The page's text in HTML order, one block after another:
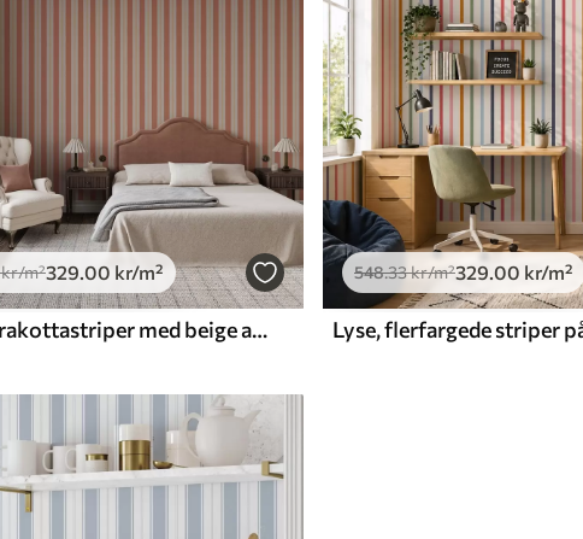
kr/m²329.00 kr/m²
Lyse terrakottastriper med beige aksenter
548.33kr/m²329.00 kr/m²